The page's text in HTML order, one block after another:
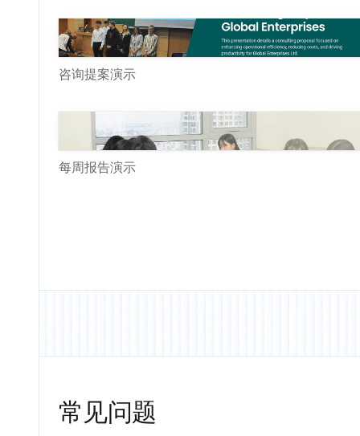
咨询提案演示
每周报告演示
常见问题